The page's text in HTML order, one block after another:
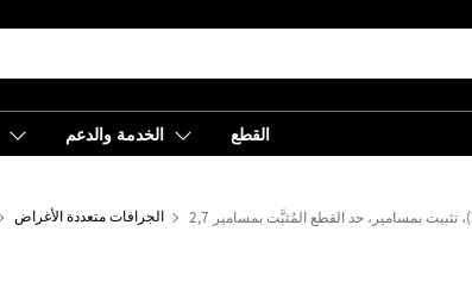
الخدمة والدعم القطع
الجرافات متعددة الأغراض